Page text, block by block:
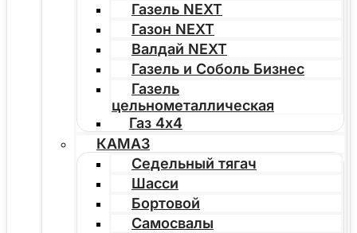
Газель NEXT
Газон NEXT
Валдай NEXT
Газель и Соболь Бизнес
Газель
цельнометаллическая
Газ 4х4
КАМАЗ
Седельный тягач
Шасси
Бортовой
Самосвалы